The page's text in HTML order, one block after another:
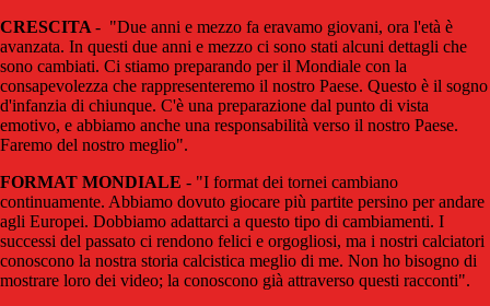
CRESCITA - "Due anni e mezzo fa eravamo giovani, ora l'età è
avanzata. In questi due anni e mezzo ci sono stati alcuni dettagli che
sono cambiati. Ci stiamo preparando per il Mondiale con la
consapevolezza che rappresenteremo il nostro Paese. Questo è il sogno
d'infanzia di chiunque. C'è una preparazione dal punto di vista
emotivo, e abbiamo anche una responsabilità verso il nostro Paese.
Faremo del nostro meglio".
FORMAT MONDIALE - "I format dei tornei cambiano
continuamente. Abbiamo dovuto giocare più partite persino per andare
agli Europei. Dobbiamo adattarci a questo tipo di cambiamenti. I
successi del passato ci rendono felici e orgogliosi, ma i nostri calciatori
conoscono la nostra storia calcistica meglio di me. Non ho bisogno di
mostrare loro dei video; la conoscono già attraverso questi racconti".